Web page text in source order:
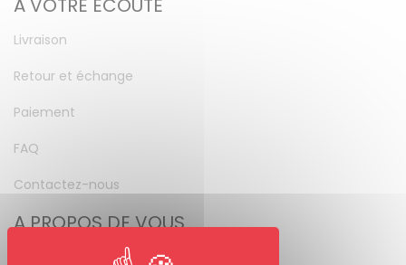
A VOTRE ÉCOUTE
Livraison
Retour et échange
Paiement
FAQ
Contactez-nous
A PROPOS DE VOUS